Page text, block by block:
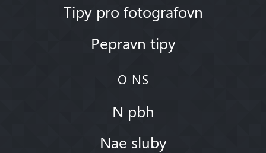
Tipy pro fotografovn
Pepravn tipy
O NS
N pbh
Nae sluby